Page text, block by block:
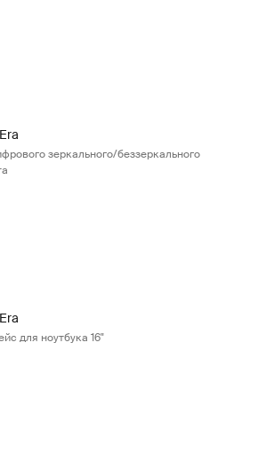
DSLR/Mirrorless Camera Bag
зеркального/беззеркального
16" Hybrid Briefcase Обсидиановый
для ноутбука 16"